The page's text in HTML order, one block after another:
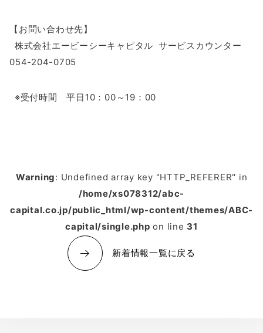
【お問い合わせ先】
株式会社エービーシーキャピタル サービスカウンター
054-204-0705
※受付時間 平日10：00～19：00
Warning: Undefined array key "HTTP_REFERER" in
/home/xs078312/abc-
capital.co.jp/public_html/wp-content/themes/ABC-
capital/single.php on line 31
新着情報一覧に戻る